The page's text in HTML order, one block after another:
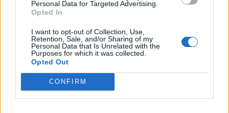
Personal Data for Targeted Advertising.
Opted In
I want to opt-out of Collection, Use,
Retention, Sale, and/or Sharing of my
Personal Data that Is Unrelated with the
Purposes for which it was collected.
Opted Out
CONFIRM
GEN 2-1 VER
FIO 1-0 GEN
GEN 0-2 JUV
2-0 GEN
6 GEN 1-0 MIL